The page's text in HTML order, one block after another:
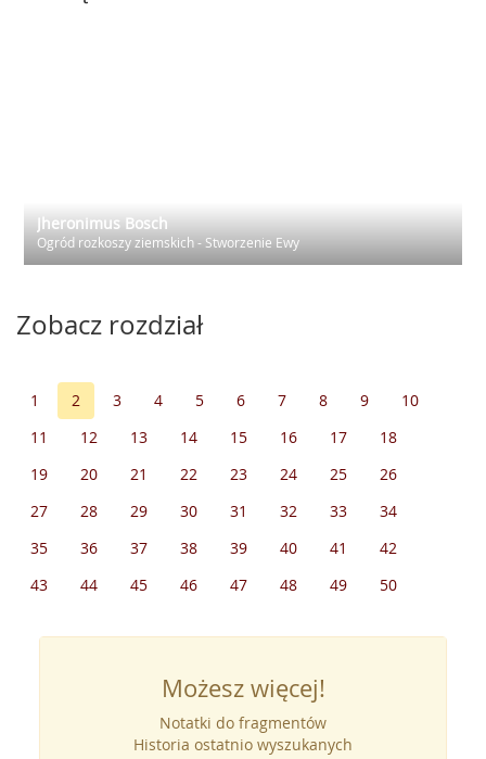
Jheronimus Bosch
Ogród rozkoszy ziemskich - Stworzenie Ewy
Zobacz rozdział
1 2 3 4 5 6 7 8 9
10
11
12 13 14 15 16 17
18
19
20 21 22 23 24 25
26
27
28 29 30 31 32 33
34
35
36 37 38 39 40 41
42
43
44 45 46 47 48 49 50
Możesz więcej!
Notatki do fragmentów
Historia ostatnio wyszukanych